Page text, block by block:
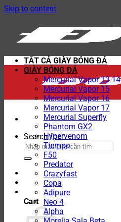
Skip to content
Search for:
Cart
TẤT CẢ GIÀY BÓNG ĐÁ
GIÀY BÓNG ĐÁ
Mercurial Vapor 13-14
Mercurial Vapor 15
Mercurial Vapor 16
Mercurial Vapor 17
Mercurial Superfly
Phantom GX2
Hypervenom
Tiempo
F50
Predator
Crazyfast
Copa
Adipure
Neo 4
Alpha